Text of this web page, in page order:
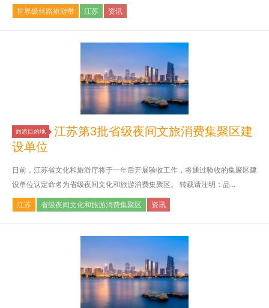
世界级丝路旅游带 江苏 资讯
旅游目的地
江苏第3批省级夜间文旅消费集聚区建
设单位
日前，江苏省文化和旅游厅将于一年后开展验收工作，将通过验收的集聚区建
设单位认定命名为省级夜间文化和旅游消费集聚区。 转载请注明：品...
江苏 省级夜间文化和旅游消费集聚区 资讯